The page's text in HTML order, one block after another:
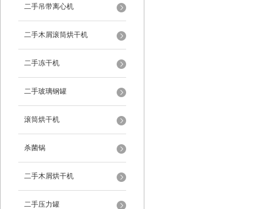
二手吊带离心机
二手木屑滚筒烘干机
二手冻干机
二手玻璃钢罐
滚筒烘干机
杀菌锅
二手木屑烘干机
二手压力罐